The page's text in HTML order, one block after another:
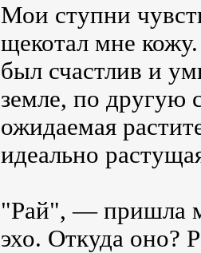
Мои ступни
щекотал мне
был счастлив и
земле, по другую
ожидаемая
идеально
"Рай", ― пришла
эхо. Откуда оно?